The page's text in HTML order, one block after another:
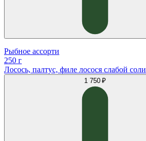
Рыбное ассорти
250 г
Лосось, палтус, филе лосося слабой соли
1 750 ₽